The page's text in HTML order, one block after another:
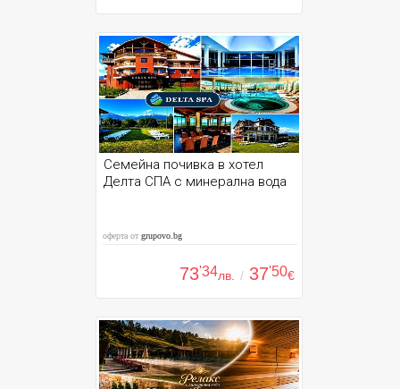
Семейна почивка в хотел
Делта СПА с минерална вода
оферта отgrupovo.bg
73'34лв. / 37'50€